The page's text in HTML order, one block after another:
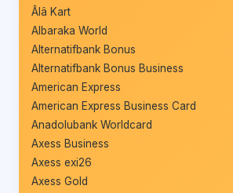
Âlâ Kart
Albaraka World
Alternatifbank Bonus
Alternatifbank Bonus Business
American Express
American Express Business Card
Anadolubank Worldcard
Axess Business
Axess exi26
Axess Gold